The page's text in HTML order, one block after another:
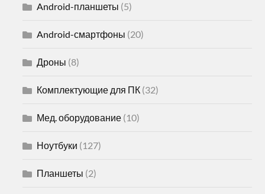
Android-планшеты (5)
Android-смартфоны (20)
Дроны (8)
Комплектующие для ПК (32)
Мед. оборудование (10)
Ноутбуки (127)
Планшеты (2)